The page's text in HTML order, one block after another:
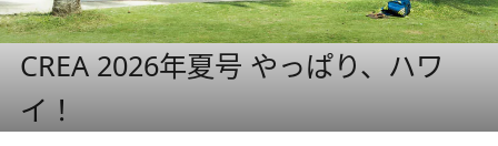
CREA 2026年夏号 やっぱり、ハワ
イ！